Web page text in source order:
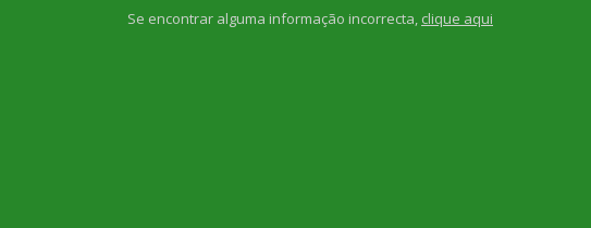
Se encontrar alguma informação incorrecta, clique aqui